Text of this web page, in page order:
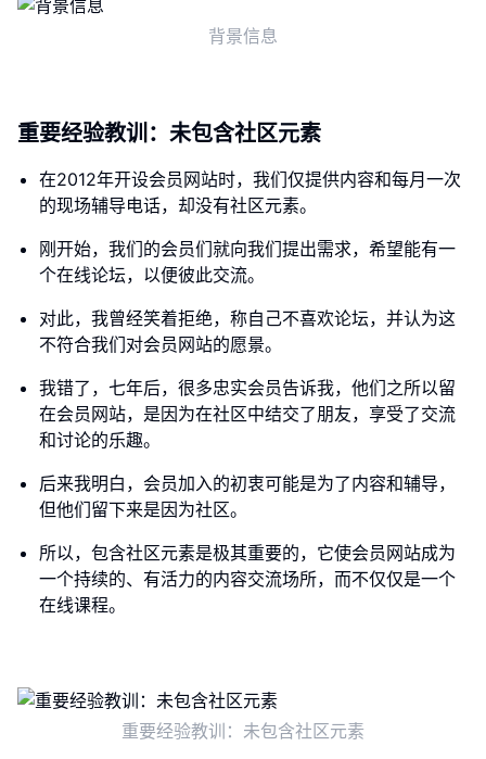
背景信息
重要经验教训：未包含社区元素
在2012年开设会员网站时，我们仅提供内容和每月一次
的现场辅导电话，却没有社区元素。
刚开始，我们的会员们就向我们提出需求，希望能有一
个在线论坛，以便彼此交流。
对此，我曾经笑着拒绝，称自己不喜欢论坛，并认为这
不符合我们对会员网站的愿景。
我错了，七年后，很多忠实会员告诉我，他们之所以留
在会员网站，是因为在社区中结交了朋友，享受了交流
和讨论的乐趣。
后来我明白，会员加入的初衷可能是为了内容和辅导，
但他们留下来是因为社区。
所以，包含社区元素是极其重要的，它使会员网站成为
一个持续的、有活力的内容交流场所，而不仅仅是一个
在线课程。
重要经验教训：未包含社区元素